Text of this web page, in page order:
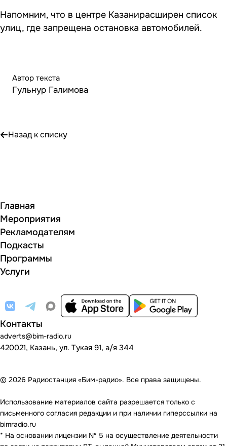
Напомним, что в центре Казанирасширен список
улиц, где запрещена остановка автомобилей.
Автор текста
Гульнур Галимова
Назад к списку
Главная
Мероприятия
Рекламодателям
Подкасты
Программы
Услуги
Контакты
adverts@bim-radio.ru
420021, Казань, ул. Тукая 91, а/я 344
© 2026 Радиостанция «Бим-радио». Все права защищены.
Использование материалов сайта разрешается только с
письменного согласия редакции и при наличии гиперссылки на
bimradio.ru
* На основании лицензии Nº 5 на осуществление деятельности